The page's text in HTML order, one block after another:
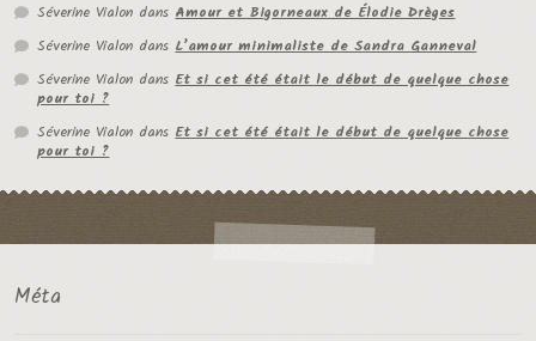
Séverine Vialon dansAmour et Bigorneaux de Élodie Drèges
Séverine Vialon dansL’amour minimaliste de Sandra Ganneval
Séverine Vialon dansEt si cet été était le début de quelque chose
pour toi ?
Séverine Vialon dansEt si cet été était le début de quelque chose
pour toi ?
Méta